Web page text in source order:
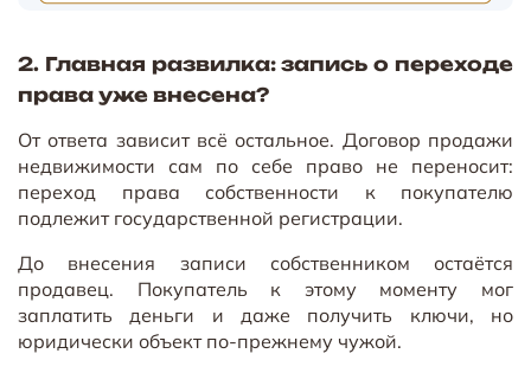
2. Главная развилка: запись о переходе
права уже внесена?
От ответа зависит всё остальное. Договор продажи
недвижимости сам по себе право не переносит:
переход права собственности к покупателю
подлежит государственной регистрации.
До внесения записи собственником остаётся
продавец. Покупатель к этому моменту мог
заплатить деньги и даже получить ключи, но
юридически объект по-прежнему чужой.